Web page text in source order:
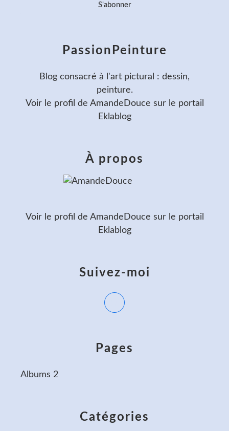
Catégories
Pages
Albums 2
PassionPeinture
Blog consacré à l'art pictural : dessin,
peinture.
Voir le profil de AmandeDouce sur le portail
Eklablog
Suivez-moi
À propos
Voir le profil de AmandeDouce sur le portail
Eklablog